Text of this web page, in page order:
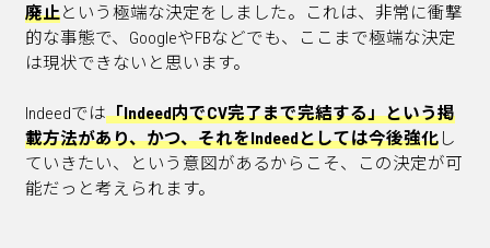
廃止という極端な決定をしました。これは、非常に衝撃
的な事態で、GoogleやFBなどでも、ここまで極端な決定
は現状できないと思います。
Indeedでは「Indeed内でCV完了まで完結する」という掲
載方法があり、かつ、それをIndeedとしては今後強化 し
ていきたい、という意図があるからこそ、この決定が可
能だっと考えられます。